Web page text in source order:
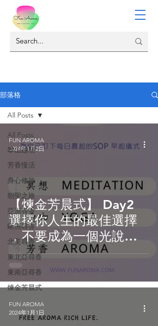
部落格
All Posts
攀山越嶺
芳香慢活
身心修旅
朝聖之旅
亞洲尋香
歐洲尋香
北美尋香
東北亞尋香
東南亞尋香
煉金芳晨式
All Posts
【煉金芳晨式】 Day2
選擇你人生的最佳選擇
，不要成為一個光說不
練的人!
FUN AROMA
2024年1月2日
FUN AROMA
2024年1月1日